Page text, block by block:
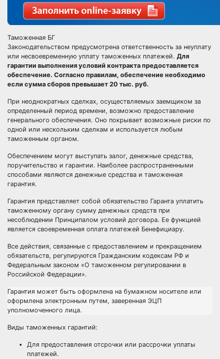
Таможенная БГ
Законодательством предусмотрена ответственность за неуплату
или несвоевременную уплату таможенных платежей. Для
гарантии выполнения условий контракта предоставляется
обеспечение. Согласно правилам, обеспечение необходимо
если сумма сборов превышает 20 тыс. руб.
При неоднократных сделках, осуществляемых заемщиком за
определенный период времени, возможно предоставление
генерального обеспечения. Оно покрывает возможные риски по
одной или нескольким сделкам и используется любым
таможенным органом.
Обеспечением могут выступать залог, денежные средства,
поручительство и гарантии. Наиболее распространенными
способами являются денежные средства и таможенная
гарантия.
Гарантия представляет собой обязательство Гаранта уплатить
таможенному органу сумму денежных средств при
несоблюдении Принципалом условий договора. Ее функцией
является своевременная оплата платежей Бенефициару.
Все действия, связанные с предоставлением и прекращением
обязательств, регулируются Гражданским кодексам РФ и
Федеральным законом «О таможенном регулировании в
Российской Федерации».
Гарантия может быть оформлена на бумажном носителе или
оформлена электронным путем, заверенная ЭЦП
уполномоченного лица.
Виды таможенных гарантий:
Для предоставления отсрочки или рассрочки уплаты
платежей.